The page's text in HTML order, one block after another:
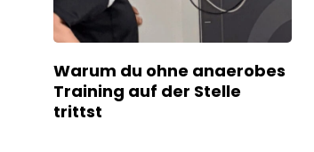
Warum du ohne anaerobes
Training auf der Stelle
trittst